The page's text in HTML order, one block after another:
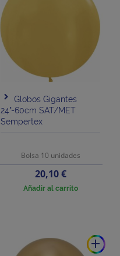
Globos Gigantes
24"-60cm SAT/MET
Sempertex
Bolsa 10 unidades
Precio
20,10 €
Añadir al carrito
add